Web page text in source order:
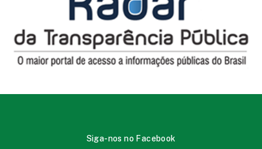
Siga-nos no Facebook